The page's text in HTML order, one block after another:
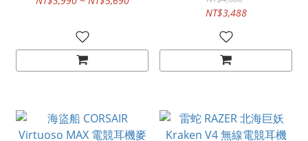
藍芽耳機 黑色 61680 白色
61682
05220100-R3M1白 RZ04-
05220200-R3M1
NT$3,488